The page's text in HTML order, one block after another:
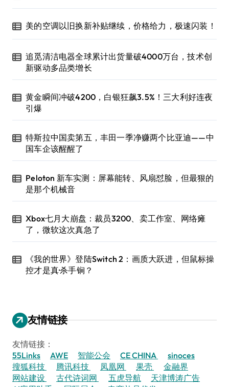
美的空调以旧换新补贴继续，价格给力，极速闪装！
追觅清洁电器全球累计出货量破4000万台，技术创
新驱动多品类增长
黄金瞬间冲破4200，白银狂飙3.5%！三大利好连夜
引爆
特斯拉中国卖第五，丰田一季净赚两个比亚迪——中
国车企该醒醒了
Peloton 新车实测：屏幕能转、风扇怼脸，但最狠的
是那个机械音
Xbox七月大崩盘：裁员3200、卖工作室、网络瘫
了，微软这次真急了
《我的世界》登陆Switch 2：画质大跃进，但鼠标操
控才是真·杀手锏？
友情链接
友情链接：
55Links
AWE 智能公会 CE CHINA
sinoces
搜狐科技
腾讯科技 凤凰网 果壳
金融界
网站建设
古代诗词网 五虎导航
天津博涛广告